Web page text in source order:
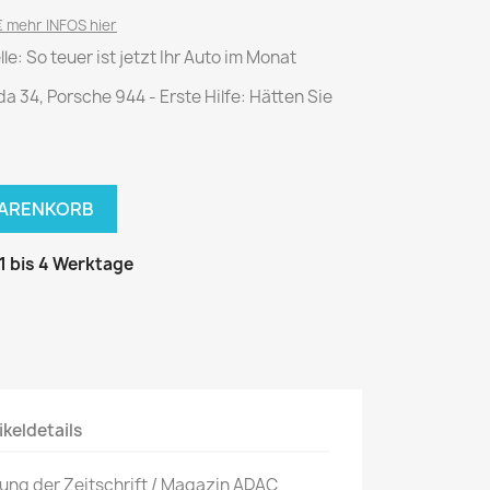
P.M. Biografie
PM Magazin
Unser Wald
Graceland
Metal Hammer
Rat
Hobby
INFOS hier
So teuer ist jetzt Ihr Auto im Monat
34, Porsche 944 - Erste Hilfe: Hätten Sie
bis 4 Werktage
der Zeitschrift / Magazin ADAC